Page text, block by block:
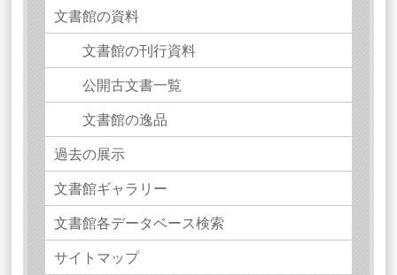
文書館の資料
文書館の刊行資料
公開古文書一覧
文書館の逸品
過去の展示
文書館ギャラリー
文書館各データベース検索
サイトマップ